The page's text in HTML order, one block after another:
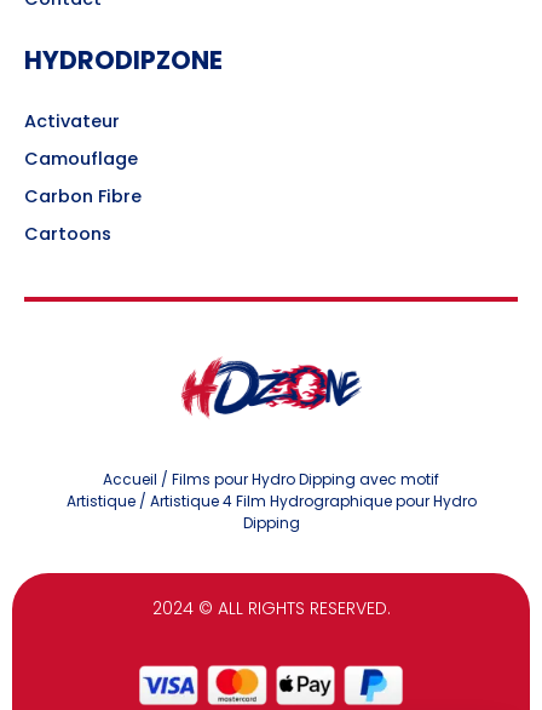
HYDRODIPZONE
Activateur
Camouflage
Carbon Fibre
Cartoons
Accueil / Films pour Hydro Dipping avec motif
Artistique/ Artistique 4 Film Hydrographique pour Hydro
Dipping
2024 © ALL RIGHTS RESERVED.